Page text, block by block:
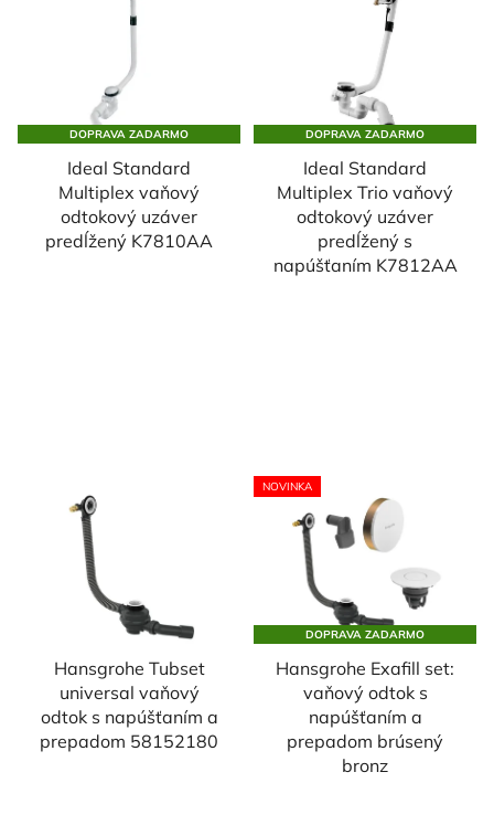
DOPRAVA ZADARMO
Ideal Standard
Multiplex vaňový
odtokový uzáver
predĺžený K7810AA
DOPRAVA ZADARMO
Ideal Standard
Multiplex Trio vaňový
odtokový uzáver
predĺžený s
napúšťaním K7812AA
Hansgrohe Tubset
universal vaňový
odtok s napúšťaním a
prepadom 58152180
NOVINKA
DOPRAVA ZADARMO
Hansgrohe Exafill set:
vaňový odtok s
napúšťaním a
prepadom brúsený
bronz